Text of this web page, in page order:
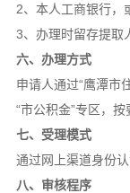
2、本人工商银行，
3、办理时留存提取
六、办理方式
申请人通过“鹰潭市
“市公积金”专区，按
七、受理模式
通过网上渠道身份
八、审核程序